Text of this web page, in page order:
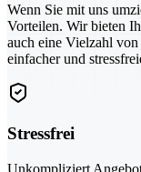
Wenn Sie mit uns
Vorteilen. Wir bieten
auch eine Vielzahl
einfacher und
Stressfrei
Unkompliziert